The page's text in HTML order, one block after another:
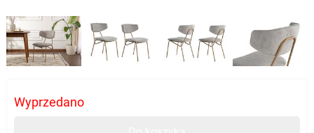
Wyprzedano